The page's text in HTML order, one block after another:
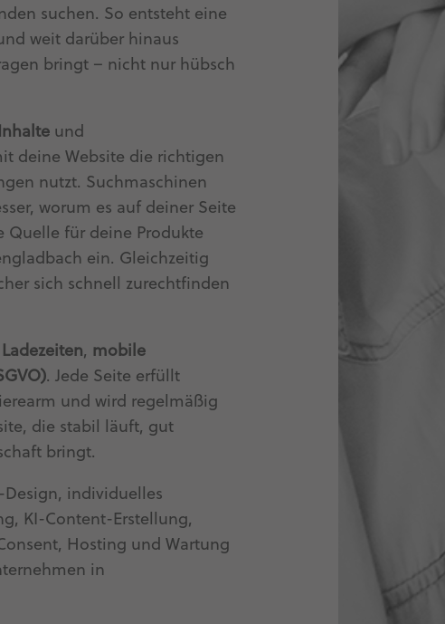
suchen. So entsteht eine
weit darüber hinaus
bringt – nicht nur hübsch
und
deine Website die richtigen
nutzt. Suchmaschinen
worum es auf deiner Seite
Quelle für deine Produkte
ein. Gleichzeitig
sich schnell zurechtfinden
, mobile
. Jede Seite erfüllt
und wird regelmäßig
die stabil läuft, gut
bringt.
Design, individuelles
KI-Content-Erstellung,
Hosting und Wartung
in